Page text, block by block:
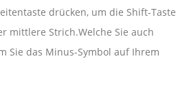
drücken, um die Shift-Taste
mittlere Strich.Welche Sie auch
Sie das Minus-Symbol auf Ihrem